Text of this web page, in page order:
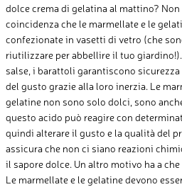
dolce crema di gelatina al mattino? Non
coincidenza che le marmellate e le
confezionate in vasetti di vetro (che
riutilizzare per abbellire il tuo
salse, i barattoli garantiscono
del gusto grazie alla loro inerzia. Le
gelatine non sono solo dolci, sono
questo acido può reagire con
quindi alterare il gusto e la qualità del
assicura che non ci siano reazioni
il sapore dolce. Un altro motivo ha a
Le marmellate e le gelatine devono